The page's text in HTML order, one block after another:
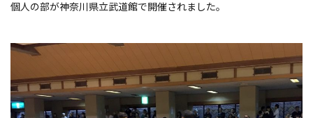
個人の部が神奈川県立武道館で開催されました。